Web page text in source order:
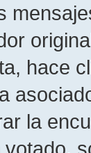
hace
la
votado,